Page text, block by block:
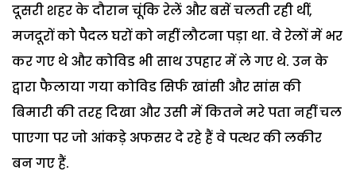
दूसरी शहर के दौरान चूंकि रेलें और बसें चलती रही थीं,
मजदूरों को पैदल घरों को नहीं लौटना पड़ा था. वे रेलों में भर
कर गए थे और कोविड भी साथ उपहार में ले गए थे. उन के
द्वारा फैलाया गया कोविड सिर्फ खांसी और सांस की
बिमारी की तरह दिखा और उसी में कितने मरे पता नहीं चल
पाएगा पर जो आंकड़े अफसर दे रहे हैं वे पत्थर की लकीर
बन गए हैं.